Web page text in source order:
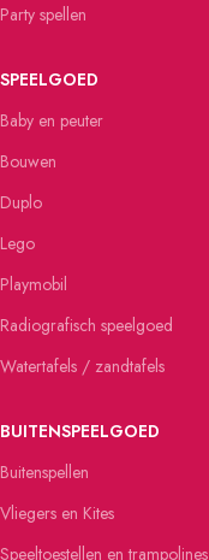
Party spellen
SPEELGOED
Baby en peuter
Bouwen
Duplo
Lego
Playmobil
Radiografisch speelgoed
Watertafels / zandtafels
BUITENSPEELGOED
Buitenspellen
Vliegers en Kites
Speeltoestellen en trampolines